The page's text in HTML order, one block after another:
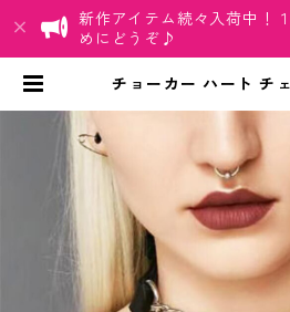
新作アイテム続々入荷中！
めにどうぞ♪
チョーカー ハート チ
ーカー | ちゅらネッ
ーびる」